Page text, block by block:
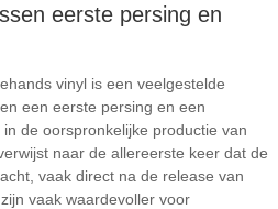
eerste persing en
vinyl is een veelgestelde
een eerste persing en een
de oorspronkelijke productie van
naar de allereerste keer dat de
vaak direct na de release van
vaak waardevoller voor